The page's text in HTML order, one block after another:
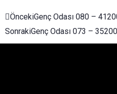
ÖncekiGenç Odası 080 –
SonrakiGenç Odası 073 –